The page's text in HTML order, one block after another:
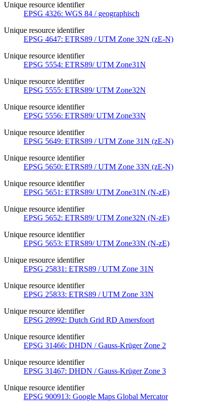
Unique resource identifier
EPSG 4326: WGS 84 / geographisch
Unique resource identifier
EPSG 4647: ETRS89 / UTM Zone 32N (zE-N)
Unique resource identifier
EPSG 5554: ETRS89/ UTM Zone31N
Unique resource identifier
EPSG 5555: ETRS89/ UTM Zone32N
Unique resource identifier
EPSG 5556: ETRS89/ UTM Zone33N
Unique resource identifier
EPSG 5649: ETRS89 / UTM Zone 31N (zE-N)
Unique resource identifier
EPSG 5650: ETRS89 / UTM Zone 33N (zE-N)
Unique resource identifier
EPSG 5651: ETRS89/ UTM Zone31N (N-zE)
Unique resource identifier
EPSG 5652: ETRS89/ UTM Zone32N (N-zE)
Unique resource identifier
EPSG 5653: ETRS89/ UTM Zone33N (N-zE)
Unique resource identifier
EPSG 25831: ETRS89 / UTM Zone 31N
Unique resource identifier
EPSG 25833: ETRS89 / UTM Zone 33N
Unique resource identifier
EPSG 28992: Dutch Grid RD Amersfoort
Unique resource identifier
EPSG 31466: DHDN / Gauss-Krüger Zone 2
Unique resource identifier
EPSG 31467: DHDN / Gauss-Krüger Zone 3
Unique resource identifier
EPSG 900913: Google Maps Global Mercator